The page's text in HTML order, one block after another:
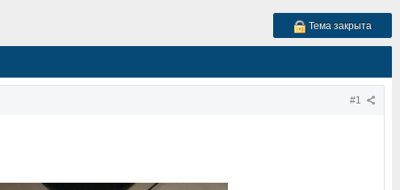
Тема закрыта
#1